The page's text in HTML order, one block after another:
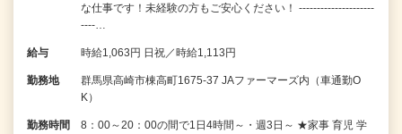
な仕事です！未経験の方もご安心ください！ ---------------------
----…
給与 時給1,063円 日祝／時給1,113円
勤務地
群馬県高崎市棟高町1675-37 JAファーマーズ内（車通勤O
K）
勤務時間
8：00～20：00の間で1日4時間～・週3日～ ★家事 育児 学